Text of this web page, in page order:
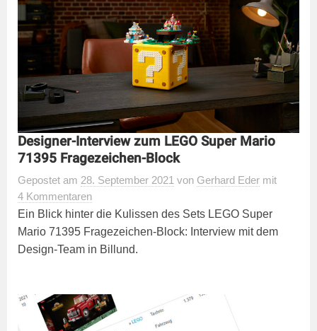
Designer-Interview zum LEGO Super Mario
71395 Fragezeichen-Block
Gepostet am 28. September 2021 von Gerhard Eder mit
4 Kommentaren
Ein Blick hinter die Kulissen des Sets LEGO Super
Mario 71395 Fragezeichen-Block: Interview mit dem
Design-Team in Billund.